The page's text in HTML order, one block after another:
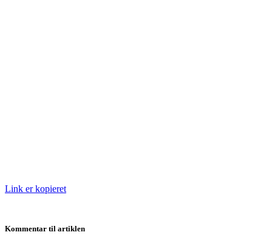
Link er kopieret
Kommentar til artiklen